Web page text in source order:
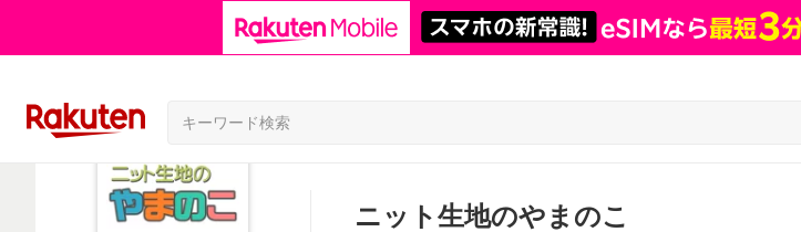
ニット生地のやまのこ